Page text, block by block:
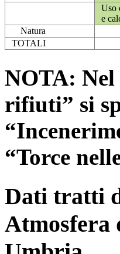
Uso
e
Natura
TOTALI
NOTA: Nel
rifiuti” si
“Torce
Dati tratti
Atmosfera